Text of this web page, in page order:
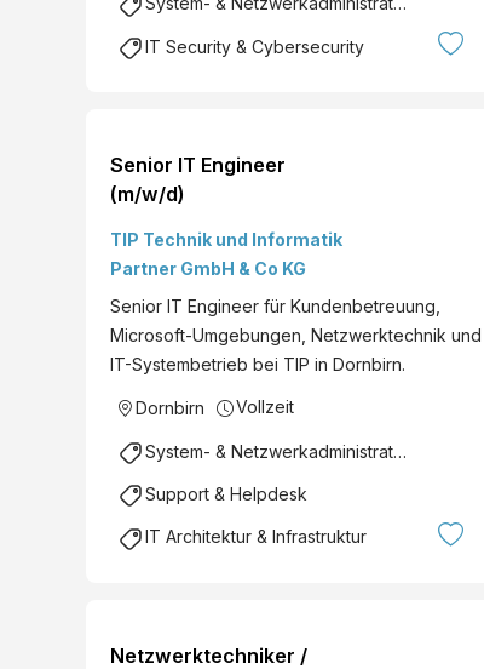
IT Security & Cybersecurity
Senior IT Engineer
(m/w/d)
TIP Technik und Informatik
Partner GmbH & Co KG
Senior IT Engineer für Kundenbetreuung,
Microsoft-Umgebungen, Netzwerktechnik und
IT-Systembetrieb bei TIP in Dornbirn.
Dornbirn Vollzeit
System- & Netzwerkadministration
Support & Helpdesk
IT Architektur & Infrastruktur
Netzwerktechniker /